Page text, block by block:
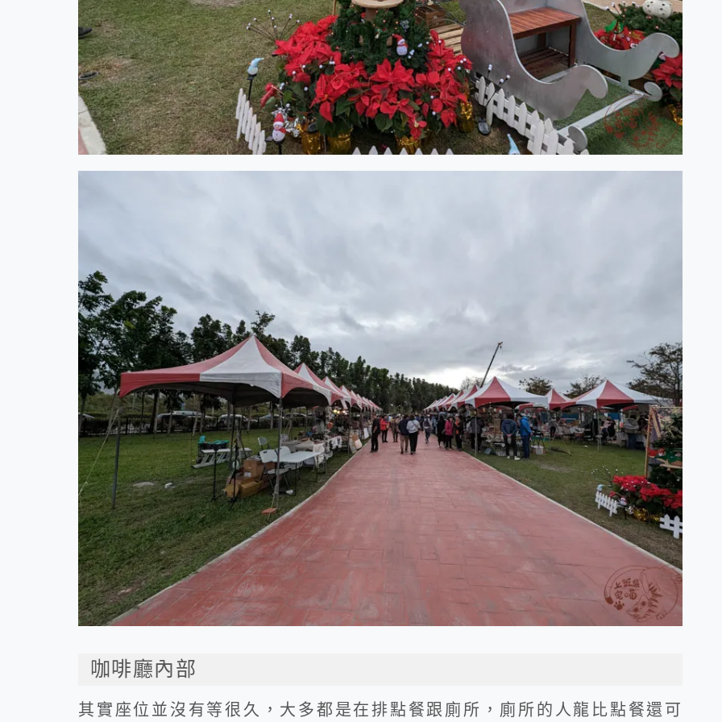
咖啡廳內部
其實座位並沒有等很久，大多都是在排點餐跟廁所，廁所的人龍比點餐還可